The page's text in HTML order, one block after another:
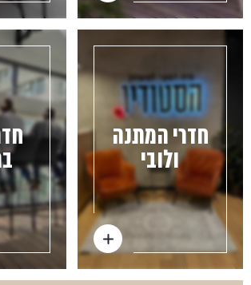
חדרי המתנה
ולובי